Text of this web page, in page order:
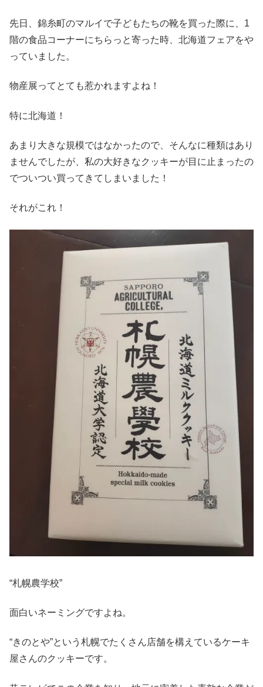
先日、錦糸町のマルイで子どもたちの靴を買った際に、1
階の食品コーナーにちらっと寄った時、北海道フェアをや
っていました。
物産展ってとても惹かれますよね！
特に北海道！
あまり大きな規模ではなかったので、そんなに種類はあり
ませんでしたが、私の大好きなクッキーが目に止まったの
でついつい買ってきてしまいました！
それがこれ！
“札幌農学校”
面白いネーミングですよね。
“きのとや”という札幌でたくさん店舗を構えているケーキ
屋さんのクッキーです。